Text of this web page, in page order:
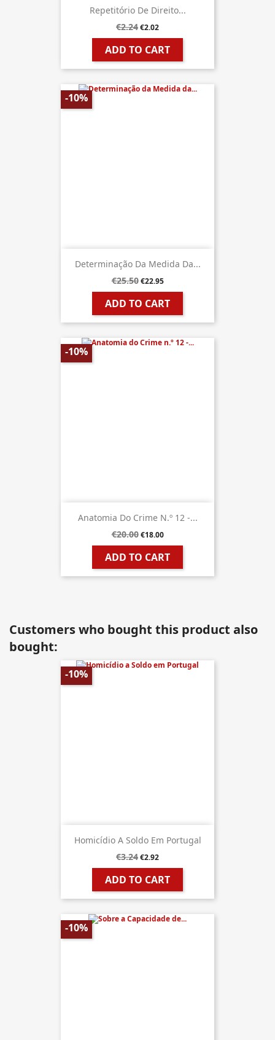
Repetitório De Direito...
€2.24€2.02
ADD TO CART
Determinação Da Medida Da...
€25.50 €22.95
ADD TO CART
-10%
Anatomia Do Crime N.º 12 -...
€20.00 €18.00
ADD TO CART
-10%
Customers who bought this product also
bought:
Homicídio A Soldo Em Portugal
€3.24€2.92
ADD TO CART
-10%
-10%